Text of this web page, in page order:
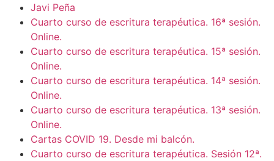
Javi Peña
Cuarto curso de escritura terapéutica. 16ª sesión.
Online.
Cuarto curso de escritura terapéutica. 15ª sesión.
Online.
Cuarto curso de escritura terapéutica. 14ª sesión.
Online.
Cuarto curso de escritura terapéutica. 13ª sesión.
Online.
Cartas COVID 19. Desde mi balcón.
Cuarto curso de escritura terapéutica. Sesión 12ª.